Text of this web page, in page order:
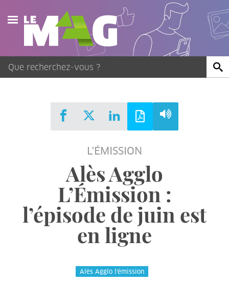
Actualités
Agenda
Publications
L'ÉMISSION
Alès Agglo
L’Émission :
l’épisode de juin est
en ligne
Alès Agglo l'émission